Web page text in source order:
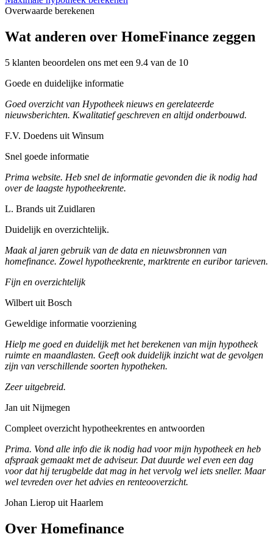
Overwaarde berekenen
Wat anderen over HomeFinance zeggen
5 klanten beoordelen ons met een 9.4 van de 10
Goede en duidelijke informatie
Goed overzicht van Hypotheek nieuws en gerelateerde
nieuwsberichten. Kwalitatief geschreven en altijd onderbouwd.
F.V. Doedens uit Winsum
Snel goede informatie
Prima website. Heb snel de informatie gevonden die ik nodig had
over de laagste hypotheekrente.
L. Brands uit Zuidlaren
Duidelijk en overzichtelijk.
Maak al jaren gebruik van de data en nieuwsbronnen van
homefinance. Zowel hypotheekrente, marktrente en euribor tarieven.
Fijn en overzichtelijk
Wilbert uit Bosch
Geweldige informatie voorziening
Hielp me goed en duidelijk met het berekenen van mijn hypotheek
ruimte en maandlasten. Geeft ook duidelijk inzicht wat de gevolgen
zijn van verschillende soorten hypotheken.
Zeer uitgebreid.
Jan uit Nijmegen
Compleet overzicht hypotheekrentes en antwoorden
Prima. Vond alle info die ik nodig had voor mijn hypotheek en heb
afspraak gemaakt met de adviseur. Dat duurde wel even een dag
voor dat hij terugbelde dat mag in het vervolg wel iets sneller. Maar
wel tevreden over het advies en renteooverzicht.
Johan Lierop uit Haarlem
Over Homefinance